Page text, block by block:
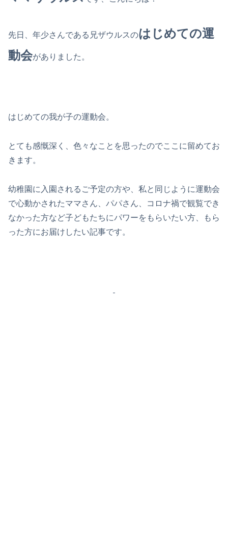
先日、年少さんである兄ザウルスのはじめての運
動会がありました。
はじめての我が子の運動会。
とても感慨深く、色々なことを思ったのでここに留めてお
きます。
幼稚園に入園されるご予定の方や、私と同じように運動会
で心動かされたママさん、パパさん、コロナ禍で観覧でき
なかった方など子どもたちにパワーをもらいたい方、もら
った方にお届けしたい記事です。